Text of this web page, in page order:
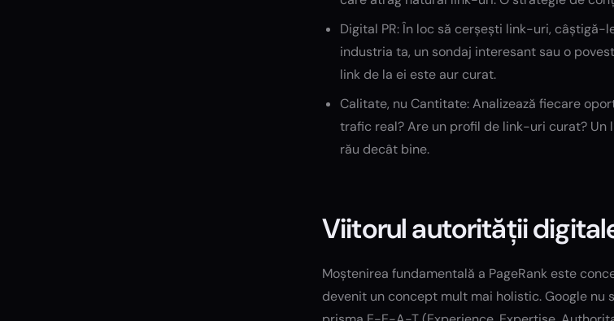
Digital PR: În loc să cerșești link-uri, câștigă-
industria ta, un sondaj interesant sau o
link de la ei este aur curat.
Calitate, nu Cantitate: Analizează fiecare
trafic real? Are un profil de link-uri curat?
rău decât bine.
Viitorul autorității
Moștenirea fundamentală a PageRank este
devenit un concept mult mai holistic. Google